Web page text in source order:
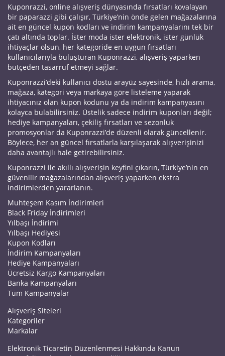
Kuponrazzi, online alışveriş dünyasında fırsatları kovalayan
bir paparazzi gibi çalışır, Türkiye’nin önde gelen mağazalarına
ait en güncel kupon kodları ve indirim kampanyalarını tek bir
çatı altında toplar. İster moda ister elektronik, ister günlük
ihtiyaçlar olsun, her kategoride en uygun fırsatları
kullanıcılarıyla buluşturan Kuponrazzi, alışveriş yaparken
bütçeden tasarruf etmeyi sağlar.
Kuponrazzi’deki kullanıcı dostu arayüz sayesinde, hızlı arama,
mağaza, kategori veya markaya göre listeleme yaparak
ihtiyacınız olan kupon kodunu ya da indirim kampanyasını
kolayca bulabilirsiniz. Üstelik sadece indirim kuponları değil;
hediye kampanyaları, çekiliş fırsatları ve sezonluk
promosyonlar da Kuponrazzi’de düzenli olarak güncellenir.
Böylece, her an güncel fırsatlarla karşılaşarak alışverişinizi
daha avantajlı hale getirebilirsiniz.
Kuponrazzi ile akıllı alışverişin keyfini çıkarın, Türkiye’nin en
güvenilir mağazalarından alışveriş yaparken ekstra
indirimlerden yararlanın.
Muhteşem Kasım İndirimleri
Black Friday İndirimleri
Yılbaşı İndirimi
Yılbaşı Hediyesi
Kupon Kodları
İndirim Kampanyaları
Hediye Kampanyaları
Ücretsiz Kargo Kampanyaları
Banka Kampanyaları
Tüm Kampanyalar
Alışveriş Siteleri
Kategoriler
Markalar
Elektronik Ticaretin Düzenlenmesi Hakkında Kanun